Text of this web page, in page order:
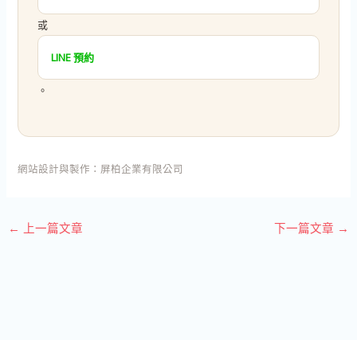
或
LINE 預約
。
網站設計與製作： 屏柏企業有限公司
← 上一篇文章 下一篇文章 →